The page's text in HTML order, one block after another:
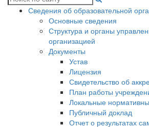
Сведения об образовательной
Основные сведения
Структура и органы
организацией
Документы
Устав
Лицензия
Свидетельство об
План работы
Локальные
Публичный доклад
Отчет о результатах